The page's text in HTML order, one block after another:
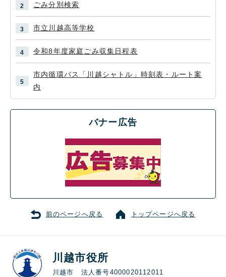
ごみ分別検索
市立川越高等学校
令和8年度家庭ごみ収集日程表
市内循環バス「川越シャトル」時刻表・ルート案
内
バナー広告
前のページへ戻る トップページへ戻る
川越市役所
川越市 法人番号4000020112011